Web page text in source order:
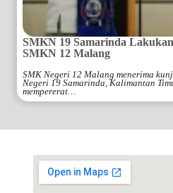
SMKN 19 Samarinda
SMKN 12 Malang
SMK Negeri 12 Malang menerima
Negeri 19 Samarinda, Kalimantan
mempererat…